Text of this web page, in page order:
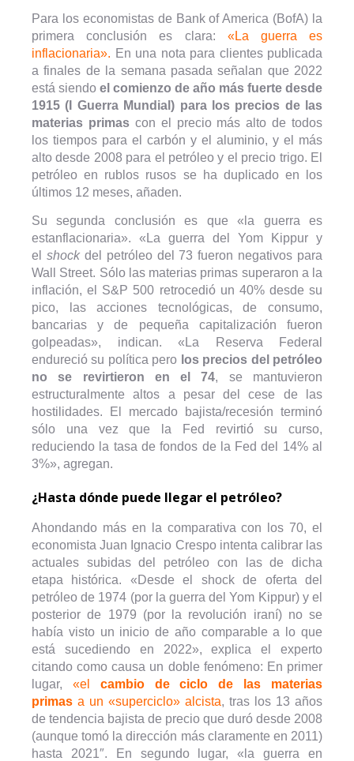
Para los economistas de Bank of America (BofA) la
primera conclusión es clara: «La guerra es
inflacionaria». En una nota para clientes publicada
a finales de la semana pasada señalan que 2022
está siendo el comienzo de año más fuerte desde
1915 (I Guerra Mundial) para los precios de las
materias primascon el precio más alto de todos
los tiempos para el carbón y el aluminio, y el más
alto desde 2008 para el petróleo y el precio trigo. El
petróleo en rublos rusos se ha duplicado en los
últimos 12 meses, añaden.
Su segunda conclusión es que «la guerra es
estanflacionaria». «La guerra del Yom Kippur y
el shock del petróleo del 73 fueron negativos para
Wall Street. Sólo las materias primas superaron a la
inflación, el S&P 500 retrocedió un 40% desde su
pico, las acciones tecnológicas, de consumo,
bancarias y de pequeña capitalización fueron
golpeadas», indican. «La Reserva Federal
endureció su política pero los precios del petróleo
no se revirtieron en el 74, se mantuvieron
estructuralmente altos a pesar del cese de las
hostilidades. El mercado bajista/recesión terminó
sólo una vez que la Fed revirtió su curso,
reduciendo la tasa de fondos de la Fed del 14% al
3%», agregan.
¿Hasta dónde puede llegar el petróleo?
Ahondando más en la comparativa con los 70, el
economista Juan Ignacio Crespo intenta calibrar las
actuales subidas del petróleo con las de dicha
etapa histórica. «Desde el shock de oferta del
petróleo de 1974 (por la guerra del Yom Kippur) y el
posterior de 1979 (por la revolución iraní) no se
había visto un inicio de año comparable a lo que
está sucediendo en 2022», explica el experto
citando como causa un doble fenómeno: En primer
lugar, «el cambio de ciclo de las materias
primas a un «superciclo» alcista, tras los 13 años
de tendencia bajista de precio que duró desde 2008
(aunque tomó la dirección más claramente en 2011)
hasta 2021″. En segundo lugar, «la guerra en